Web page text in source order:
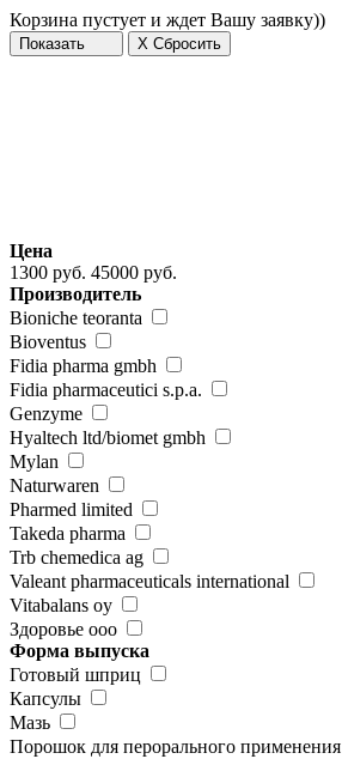
Корзина пустует и ждет Вашу заявку))
Показать X Сбросить
Цена
1300 руб. 45000 руб.
Производитель
Bioniche teoranta
Bioventus
Fidia pharma gmbh
Fidia pharmaceutici s.p.a.
Genzyme
Hyaltech ltd/biomet gmbh
Mylan
Naturwaren
Pharmed limited
Takeda pharma
Trb chemedica ag
Valeant pharmaceuticals international
Vitabalans oy
Здоровье ооо
Форма выпуска
Готовый шприц
Капсулы
Мазь
Порошок для перорального применения